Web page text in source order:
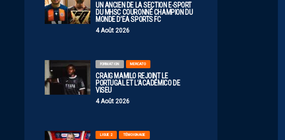
UN ANCIEN DE LA SECTION E-SPORT
DU MHSC COURONNÉ CHAMPION DU
MONDE D’EA SPORTS FC
4 Août 2026
FORMATION MERCATO
CRAIG MAMILO REJOINT LE
PORTUGAL ET L’ACADÉMICO DE
VISEU
4 Août 2026
LIGUE 2 TÉMOIGNAGE